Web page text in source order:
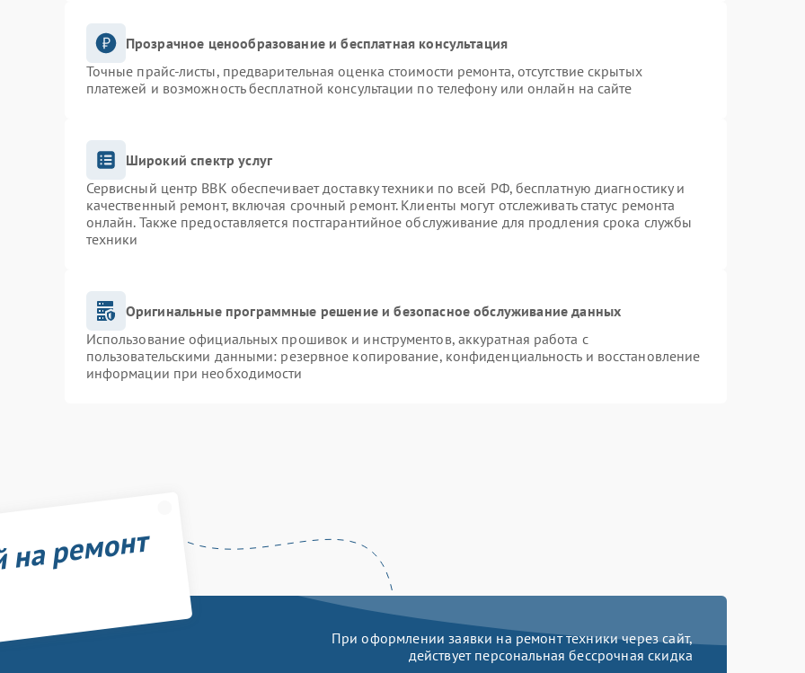
Прозрачное ценообразование и бесплатная консультация
Точные прайс-листы, предварительная оценка стоимости ремонта, отсутствие скрытых
платежей и возможность бесплатной консультации по телефону или онлайн на сайте
Широкий спектр услуг
Сервисный центр BBK обеспечивает доставку техники по всей РФ, бесплатную диагностику и
качественный ремонт, включая срочный ремонт. Клиенты могут отслеживать статус ремонта
онлайн. Также предоставляется постгарантийное обслуживание для продления срока службы
техники
Оригинальные программные решение и безопасное обслуживание данных
Использование официальных прошивок и инструментов, аккуратная работа с
пользовательскими данными: резервное копирование, конфиденциальность и восстановление
информации при необходимости
ремонт
При оформлении заявки на ремонт техники через сайт,
действует персональная бессрочная скидка